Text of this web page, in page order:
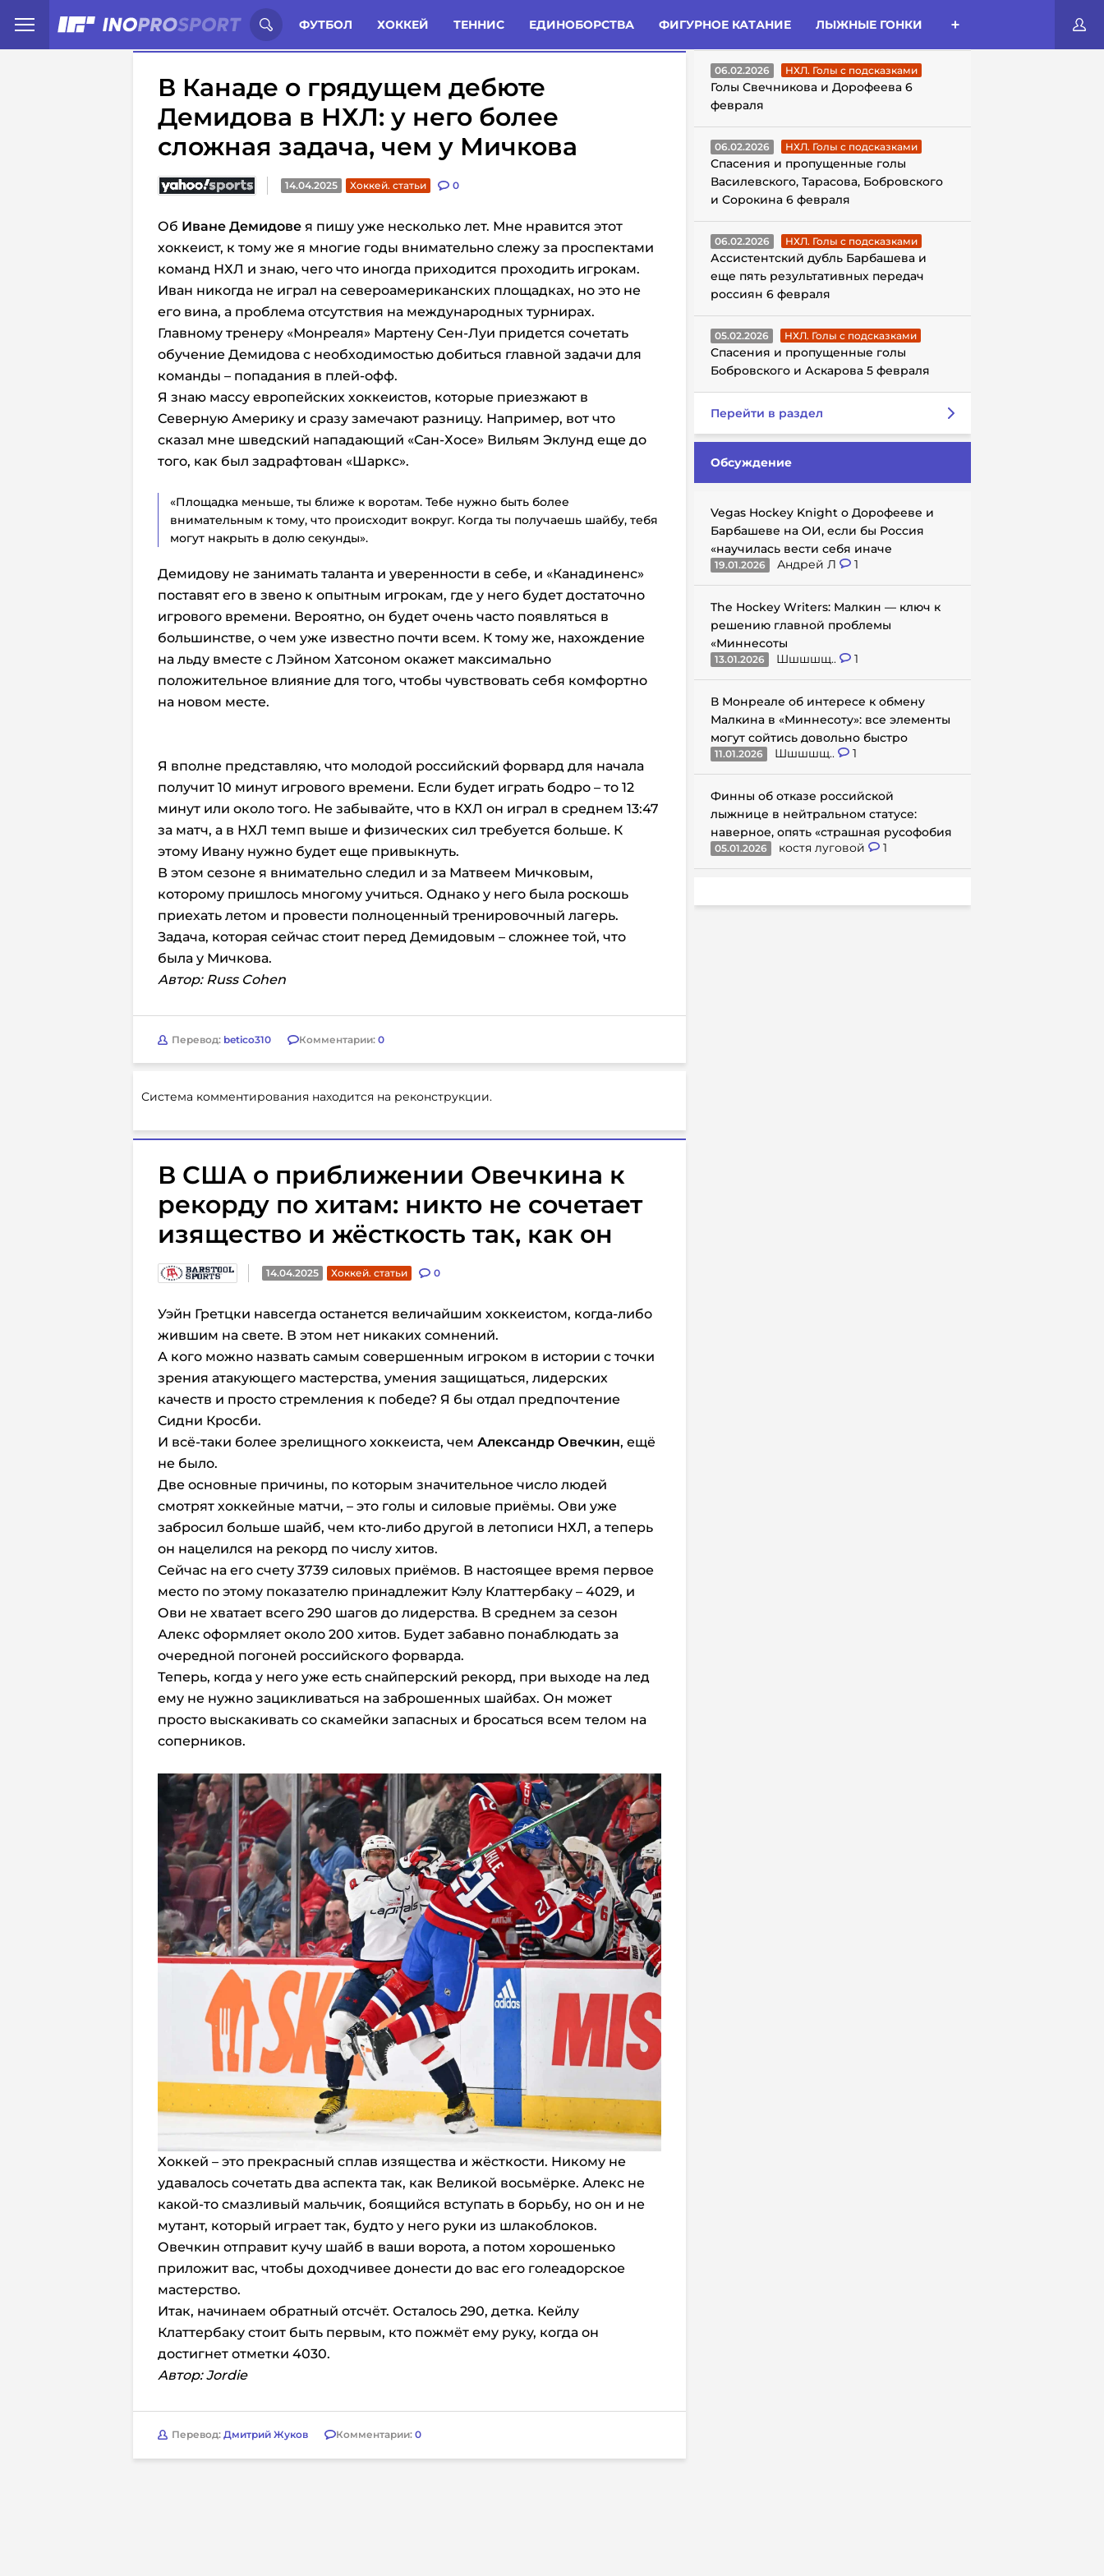
ФУТБОЛ ХОККЕЙ ТЕННИС ЕДИНОБОРСТВА ФИГУРНОЕ КАТАНИЕ ЛЫЖНЫЕ ГОНКИ
Иностранцы о спорте России: Статьи Комменты Новости
В Канаде о грядущем дебюте
Демидова в НХЛ: у него более
сложная задача, чем у Мичкова
14.04.2025 Хоккей. статьи 0
Об Иване Демидове я пишу уже несколько лет. Мне нравится этот
хоккеист, к тому же я многие годы внимательно слежу за проспектами
команд НХЛ и знаю, чего что иногда приходится проходить игрокам.
Иван никогда не играл на североамериканских площадках, но это не
его вина, а проблема отсутствия на международных турнирах.
Главному тренеру «Монреаля» Мартену Сен-Луи придется сочетать
обучение Демидова с необходимостью добиться главной задачи для
команды – попадания в плей-офф.
Я знаю массу европейских хоккеистов, которые приезжают в
Северную Америку и сразу замечают разницу. Например, вот что
сказал мне шведский нападающий «Сан-Хосе» Вильям Эклунд еще до
того, как был задрафтован «Шаркс».
«Площадка меньше, ты ближе к воротам. Тебе нужно быть более
внимательным к тому, что происходит вокруг. Когда ты получаешь шайбу, тебя
могут накрыть в долю секунды».
Демидову не занимать таланта и уверенности в себе, и «Канадиненс»
поставят его в звено к опытным игрокам, где у него будет достаточно
игрового времени. Вероятно, он будет очень часто появляться в
большинстве, о чем уже известно почти всем. К тому же, нахождение
на льду вместе с Лэйном Хатсоном окажет максимально
положительное влияние для того, чтобы чувствовать себя комфортно
на новом месте.
Я вполне представляю, что молодой российский форвард для начала
получит 10 минут игрового времени. Если будет играть бодро – то 12
минут или около того. Не забывайте, что в КХЛ он играл в среднем 13:47
за матч, а в НХЛ темп выше и физических сил требуется больше. К
этому Ивану нужно будет еще привыкнуть.
В этом сезоне я внимательно следил и за Матвеем Мичковым,
которому пришлось многому учиться. Однако у него была роскошь
приехать летом и провести полноценный тренировочный лагерь.
Задача, которая сейчас стоит перед Демидовым – сложнее той, что
была у Мичкова.
Автор: Russ Cohen
Перевод: betico310 Комментарии: 0
Система комментирования находится на реконструкции.
В США о приближении Овечкина к
рекорду по хитам: никто не сочетает
изящество и жёсткость так, как он
14.04.2025 Хоккей. статьи 0
Уэйн Гретцки навсегда останется величайшим хоккеистом, когда-либо
жившим на свете. В этом нет никаких сомнений.
А кого можно назвать самым совершенным игроком в истории с точки
зрения атакующего мастерства, умения защищаться, лидерских
качеств и просто стремления к победе? Я бы отдал предпочтение
Сидни Кросби.
И всё-таки более зрелищного хоккеиста, чем Александр Овечкин, ещё
не было.
Две основные причины, по которым значительное число людей
смотрят хоккейные матчи, – это голы и силовые приёмы. Ови уже
забросил больше шайб, чем кто-либо другой в летописи НХЛ, а теперь
он нацелился на рекорд по числу хитов.
Сейчас на его счету 3739 силовых приёмов. В настоящее время первое
место по этому показателю принадлежит Кэлу Клаттербаку – 4029, и
Ови не хватает всего 290 шагов до лидерства. В среднем за сезон
Алекс оформляет около 200 хитов. Будет забавно понаблюдать за
очередной погоней российского форварда.
Теперь, когда у него уже есть снайперский рекорд, при выходе на лед
ему не нужно зацикливаться на заброшенных шайбах. Он может
просто выскакивать со скамейки запасных и бросаться всем телом на
соперников.
Хоккей – это прекрасный сплав изящества и жёсткости. Никому не
удавалось сочетать два аспекта так, как Великой восьмёрке. Алекс не
какой-то смазливый мальчик, боящийся вступать в борьбу, но он и не
мутант, который играет так, будто у него руки из шлакоблоков.
Овечкин отправит кучу шайб в ваши ворота, а потом хорошенько
приложит вас, чтобы доходчивее донести до вас его голеадорское
мастерство.
Итак, начинаем обратный отсчёт. Осталось 290, детка. Кейлу
Клаттербаку стоит быть первым, кто пожмёт ему руку, когда он
достигнет отметки 4030.
Автор: Jordie
Перевод: Дмитрий Жуков Комментарии: 0
ГОЛЫ С ПОДСКАЗКАМИ
06.02.2026 НХЛ. Голы с подсказками
Голы Свечникова и Дорофеева 6
февраля
06.02.2026 НХЛ. Голы с подсказками
Спасения и пропущенные голы
Василевского, Тарасова, Бобровского
и Сорокина 6 февраля
06.02.2026 НХЛ. Голы с подсказками
Ассистентский дубль Барбашева и
еще пять результативных передач
россиян 6 февраля
05.02.2026 НХЛ. Голы с подсказками
Спасения и пропущенные голы
Бобровского и Аскарова 5 февраля
Перейти в раздел
Обсуждение
Vegas Hockey Knight о Дорофееве и
Барбашеве на ОИ, если бы Россия
«научилась вести себя иначе
19.01.2026 Андрей Л 1
The Hockey Writers: Малкин — ключ к
решению главной проблемы
«Миннесоты
13.01.2026 Шшшшщ.. 1
В Монреале об интересе к обмену
Малкина в «Миннесоту»: все элементы
могут сойтись довольно быстро
11.01.2026 Шшшшщ.. 1
Финны об отказе российской
лыжнице в нейтральном статусе:
наверное, опять «страшная русофобия
05.01.2026 костя луговой 1